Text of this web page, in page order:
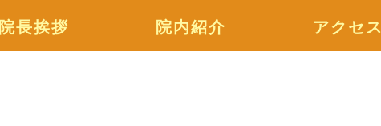
院長挨拶 院内紹介 アクセス